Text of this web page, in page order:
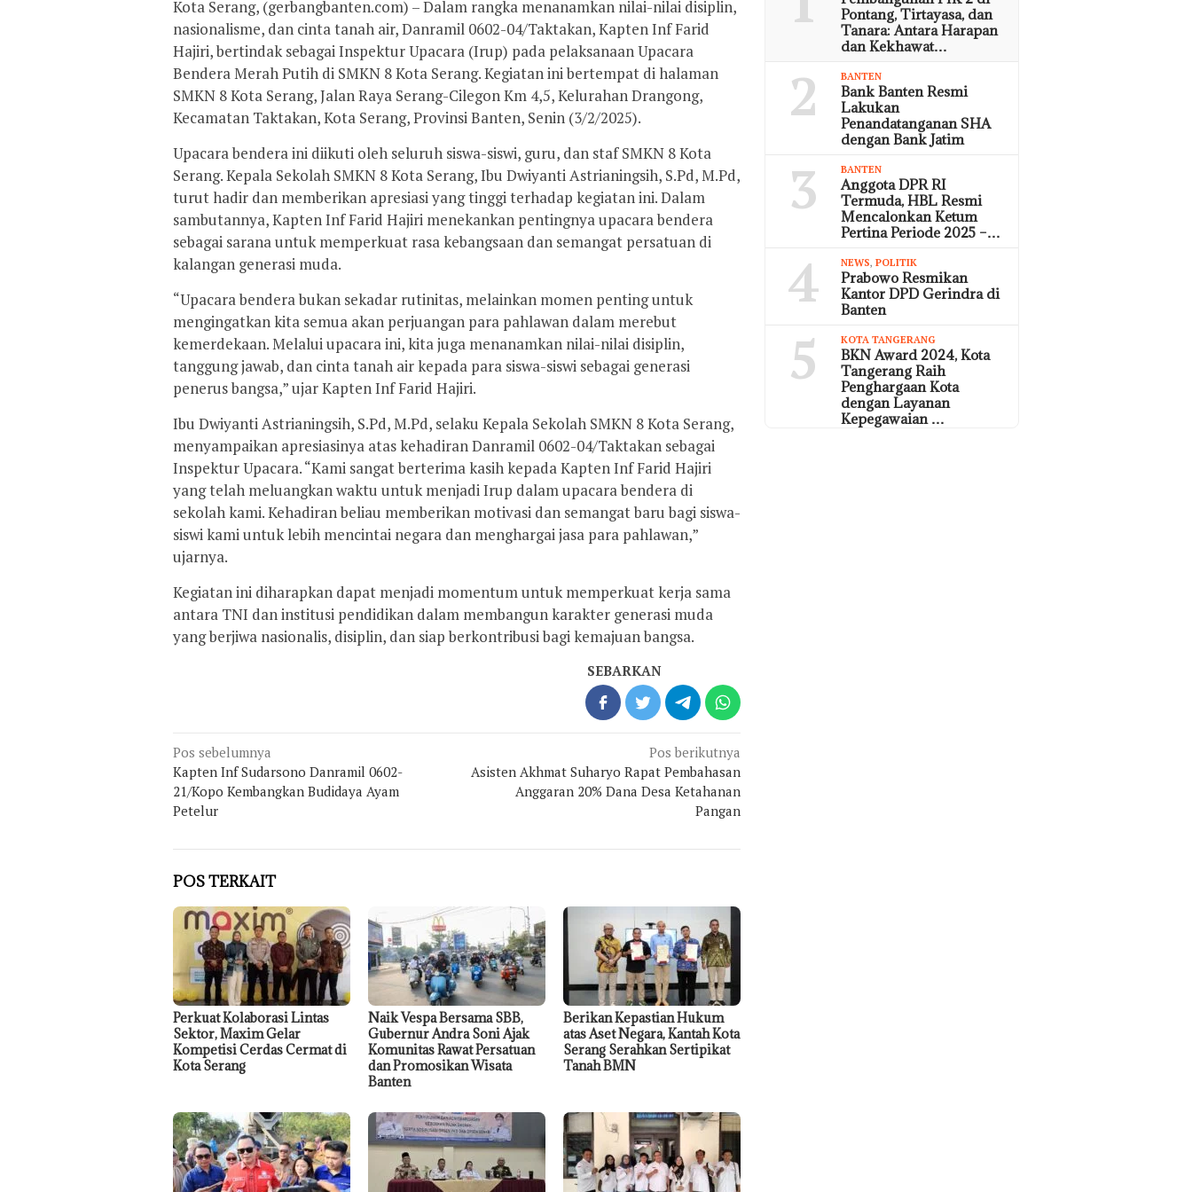
Kota Serang, (gerbangbanten.com) – Dalam rangka menanamkan nilai-nilai disiplin,
nasionalisme, dan cinta tanah air, Danramil 0602-04/Taktakan, Kapten Inf Farid
Hajiri, bertindak sebagai Inspektur Upacara (Irup) pada pelaksanaan Upacara
Bendera Merah Putih di SMKN 8 Kota Serang. Kegiatan ini bertempat di halaman
SMKN 8 Kota Serang, Jalan Raya Serang-Cilegon Km 4,5, Kelurahan Drangong,
Kecamatan Taktakan, Kota Serang, Provinsi Banten, Senin (3/2/2025).
Upacara bendera ini diikuti oleh seluruh siswa-siswi, guru, dan staf SMKN 8 Kota
Serang. Kepala Sekolah SMKN 8 Kota Serang, Ibu Dwiyanti Astrianingsih, S.Pd, M.Pd,
turut hadir dan memberikan apresiasi yang tinggi terhadap kegiatan ini. Dalam
sambutannya, Kapten Inf Farid Hajiri menekankan pentingnya upacara bendera
sebagai sarana untuk memperkuat rasa kebangsaan dan semangat persatuan di
kalangan generasi muda.
“Upacara bendera bukan sekadar rutinitas, melainkan momen penting untuk
mengingatkan kita semua akan perjuangan para pahlawan dalam merebut
kemerdekaan. Melalui upacara ini, kita juga menanamkan nilai-nilai disiplin,
tanggung jawab, dan cinta tanah air kepada para siswa-siswi sebagai generasi
penerus bangsa,” ujar Kapten Inf Farid Hajiri.
Ibu Dwiyanti Astrianingsih, S.Pd, M.Pd, selaku Kepala Sekolah SMKN 8 Kota Serang,
menyampaikan apresiasinya atas kehadiran Danramil 0602-04/Taktakan sebagai
Inspektur Upacara. “Kami sangat berterima kasih kepada Kapten Inf Farid Hajiri
yang telah meluangkan waktu untuk menjadi Irup dalam upacara bendera di
sekolah kami. Kehadiran beliau memberikan motivasi dan semangat baru bagi siswa-
siswi kami untuk lebih mencintai negara dan menghargai jasa para pahlawan,”
ujarnya.
Kegiatan ini diharapkan dapat menjadi momentum untuk memperkuat kerja sama
antara TNI dan institusi pendidikan dalam membangun karakter generasi muda
yang berjiwa nasionalis, disiplin, dan siap berkontribusi bagi kemajuan bangsa.
SEBARKAN
Navigasi
pos
Pos sebelumnya
Kapten Inf Sudarsono Danramil 0602-
21/Kopo Kembangkan Budidaya Ayam
Petelur
Pos berikutnya
Asisten Akhmat Suharyo Rapat Pembahasan
Anggaran 20% Dana Desa Ketahanan
Pangan
POS TERKAIT
Perkuat Kolaborasi Lintas
Sektor, Maxim Gelar
Kompetisi Cerdas Cermat di
Kota Serang
Naik Vespa Bersama SBB,
Gubernur Andra Soni Ajak
Komunitas Rawat Persatuan
dan Promosikan Wisata
Banten
Berikan Kepastian Hukum
atas Aset Negara, Kantah Kota
Serang Serahkan Sertipikat
Tanah BMN
Pontang, Tirtayasa, dan
Tanara: Antara Harapan
dan Kekhawat…
2 BANTEN
Bank Banten Resmi
Lakukan
Penandatanganan SHA
dengan Bank Jatim
3 BANTEN
Anggota DPR RI
Termuda, HBL Resmi
Mencalonkan Ketum
Pertina Periode 2025 –…
4 NEWS,POLITIK
Prabowo Resmikan
Kantor DPD Gerindra di
Banten
5 KOTA TANGERANG
BKN Award 2024, Kota
Tangerang Raih
Penghargaan Kota
dengan Layanan
Kepegawaian …